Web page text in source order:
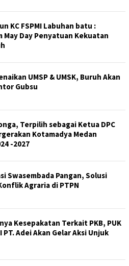
KC FSPMI Labuhan batu :
May Day Penyatuan Kekuatan
UMSP & UMSK, Buruh Akan
Gubsu
Terpilih sebagai Ketua DPC
Kotamadya Medan
-2027
Swasembada Pangan, Solusi
Agraria di PTPN
Kesepakatan Terkait PKB, PUK
PT. Adei Akan Gelar Aksi Unjuk